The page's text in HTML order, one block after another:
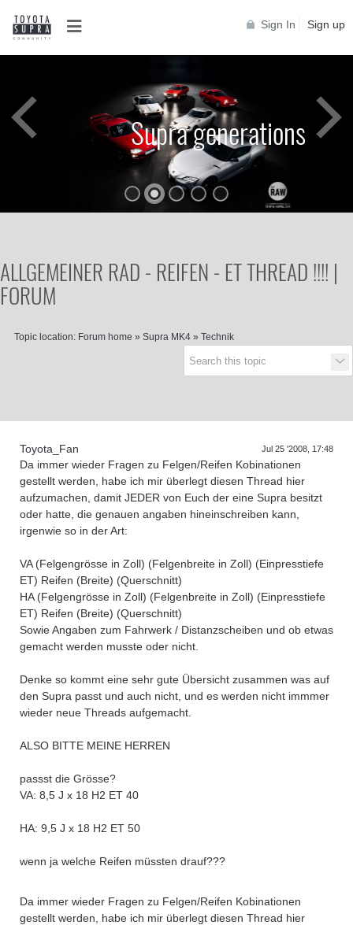
Sign In Sign up
generations
Supra generations
ALLGEMEINER RAD - REIFEN - ET THREAD !!!! |
FORUM
Topic location: Forum home » Supra MK4 » Technik
Toyota_Fan Jul 25 '2008, 17:48
Da immer wieder Fragen zu Felgen/Reifen Kobinationen
gestellt werden, habe ich mir überlegt diesen Thread hier
aufzumachen, damit JEDER von Euch der eine Supra besitzt
oder hatte, die genauen angaben hineinschreiben kann,
irgenwie so in der Art:
VA (Felgengrösse in Zoll) (Felgenbreite in Zoll) (Einpresstiefe
ET) Reifen (Breite) (Querschnitt)
HA (Felgengrösse in Zoll) (Felgenbreite in Zoll) (Einpresstiefe
ET) Reifen (Breite) (Querschnitt)
Sowie Angaben zum Fahrwerk / Distanzscheiben und ob etwas
gemacht werden musste oder nicht.
Denke so kommt eine sehr gute Übersicht zusammen was auf
den Supra passt und auch nicht, und es werden nicht immmer
wieder neue Threads aufgemacht.
ALSO BITTE MEINE HERREN
passst die Grösse?
VA: 8,5 J x 18 H2 ET 40
HA: 9,5 J x 18 H2 ET 50
wenn ja welche Reifen müssten drauf???
Da immer wieder Fragen zu Felgen/Reifen Kobinationen
gestellt werden, habe ich mir überlegt diesen Thread hier